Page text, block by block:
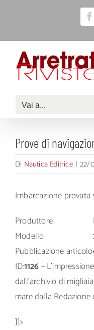
contenuto
Vai a...
Prove di
Di Nautica Editrice | 22/
Imbarcazione
Produttore
Modello
Pubblicazione articolo
ID:1126–
dall’archivio di
mare dalla
]]>